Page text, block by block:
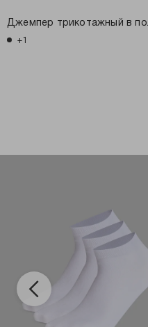
Джемпер трикотажный в
+1